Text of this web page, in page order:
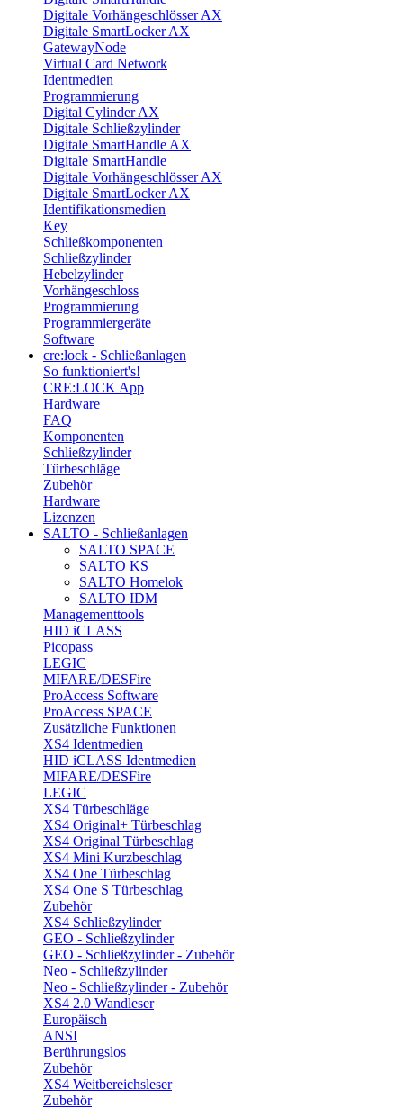
Digitale Vorhängeschlösser AX
Digitale SmartLocker AX
GatewayNode
Virtual Card Network
Identmedien
Programmierung
Digital Cylinder AX
Digitale Schließzylinder
Digitale SmartHandle AX
Digitale SmartHandle
Digitale Vorhängeschlösser AX
Digitale SmartLocker AX
Identifikationsmedien
Key
Schließkomponenten
Schließzylinder
Hebelzylinder
Vorhängeschloss
Programmierung
Programmiergeräte
Software
cre:lock - Schließanlagen
So funktioniert's!
CRE:LOCK App
Hardware
FAQ
Komponenten
Schließzylinder
Türbeschläge
Zubehör
Hardware
Lizenzen
SALTO - Schließanlagen
SALTO SPACE
SALTO KS
SALTO Homelok
SALTO IDM
Managementtools
HID iCLASS
Picopass
LEGIC
MIFARE/DESFire
ProAccess Software
ProAccess SPACE
Zusätzliche Funktionen
XS4 Identmedien
HID iCLASS Identmedien
MIFARE/DESFire
LEGIC
XS4 Türbeschläge
XS4 Original+ Türbeschlag
XS4 Original Türbeschlag
XS4 Mini Kurzbeschlag
XS4 One Türbeschlag
XS4 One S Türbeschlag
Zubehör
XS4 Schließzylinder
GEO - Schließzylinder
GEO - Schließzylinder - Zubehör
Neo - Schließzylinder
Neo - Schließzylinder - Zubehör
XS4 2.0 Wandleser
Europäisch
ANSI
Berührungslos
Zubehör
XS4 Weitbereichsleser
Zubehör